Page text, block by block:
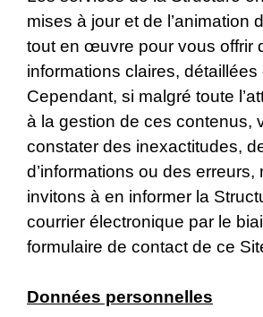
mises à jour et de l’animation
tout en œuvre pour vous offrir
informations claires, détaillées
Cependant, si malgré toute
à la gestion de ces contenus,
constater des inexactitudes,
d’informations ou des erreurs,
invitons à en informer la
courrier électronique par le
formulaire de contact de ce
Données personnelles